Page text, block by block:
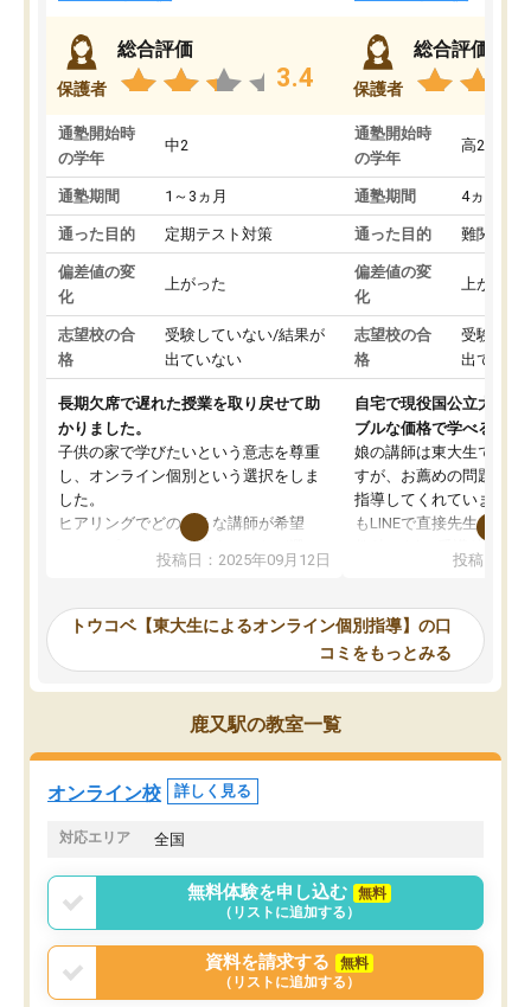
保護者
総合評価
3.4
通塾開始時
の学年
中2
通塾期間 1～3ヵ月
通った目的 定期テスト対策
偏差値の変
化
上がった
志望校の合
格
受験していない/結果が
出ていない
長期欠席で遅れた授業を取り戻せて助
かりました。
子供の家で学びたいという意志を尊重
し、オンライン個別という選択をしま
した。
ヒアリングでどのような講師が希望
か、オプションは付帯するかなど選ぶ
事が出来ました。
ーティングを行い、その講師で良いか
見てから講師を決定する事ができま
す。
うちの子は、初回面談の講師の方で決
オンラインツールを使用した単語帳の
共有があり宿題もそちらで出される形
でした。
言う事で講師変更の申し出があり、あ
まりに短期での変更だった為、塾に通
う事にして退会しました。遅れも取り
戻せ、授業内容や講師の方は良かった
と思います。
投稿日：2025年09月12日
保護者
総合評価
通塾開始時
の学年
高2
通塾期間 4ヵ月～1
通った目的 難関私立
偏差値の変
化
上がった
志望校の合
格
受験して
出ていな
自宅で現役国公立大学生
ブルな価格で学べる
娘の講師は東大生では無
すが、お薦めの問題集や
指導してくれています。
もLINEで直接先生に質問
めれるので、個人に合
いなのがあり(有料)、受
ことをどんなスケジュー
くか相談したのですが、
ち期待したものではなく
くなってきたようなので
投稿日：
トウコベ【東大生によるオンライン個別指導】の口
コミをもっとみる
鹿又駅の教室一覧
オンライン校 詳しく見る
対応エリア 全国
無料体験を申し込む
無料
（リストに追加する）
資料を請求する
無料
（リストに追加する）